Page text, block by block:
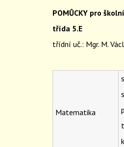
POMŮCKY pro
třída 5.E
třídní uč.: Mgr. M.
Matematika